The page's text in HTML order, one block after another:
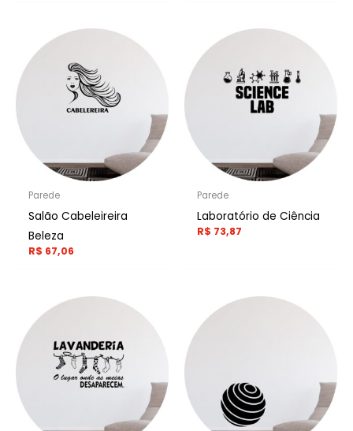
Parede
Salão Cabeleireira
Beleza
R$ 67,06
Parede
Laboratório de Ciência
R$ 73,87